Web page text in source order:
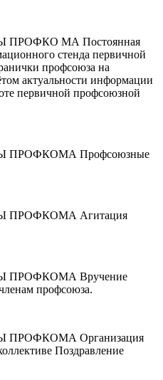
МА Постоянная
стенда первичной
профсоюза на
актуальности информации
первичной профсоюзной
Профсоюзные
Агитация
Вручение
профсоюза.
Организация
Поздравление